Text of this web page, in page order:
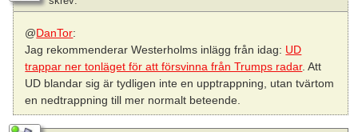
@DanTor:
Jag rekommenderar Westerholms inlägg från idag: UD
trappar ner tonläget för att försvinna från Trumps radar. Att
UD blandar sig är tydligen inte en upptrappning, utan tvärtom
en nedtrappning till mer normalt beteende.